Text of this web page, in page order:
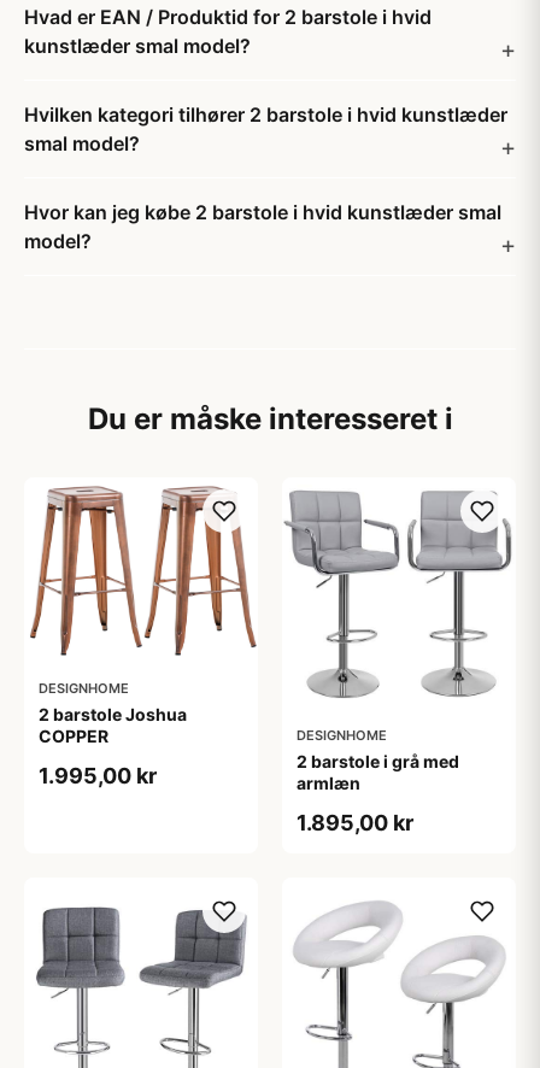
Hvad er EAN / Produktid for 2 barstole i hvid
kunstlæder smal model?
Hvilken kategori tilhører 2 barstole i hvid kunstlæder
smal model?
Hvor kan jeg købe 2 barstole i hvid kunstlæder smal
model?
Du er måske interesseret i
DESIGNHOME
2 barstole Joshua
COPPER
1.995,00 kr
DESIGNHOME
2 barstole i grå med
armlæn
1.895,00 kr